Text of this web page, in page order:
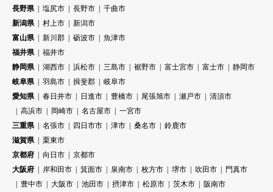
長野県
塩尻市 長野市
千曲市
新潟県
村上市
新潟市
富山県
新川郡 砺波市
魚津市
福井県
福井市
静岡県
湖西市 浜松市 三島市 裾野市 富士宮市 富士市
静岡市
岐阜県
羽島市 揖斐郡
岐阜市
愛知県
春日井市 日進市 豊橋市 尾張旭市 瀬戸市
清須市
高浜市
岡崎市 名古屋市
一宮市
三重県
名張市 四日市市 津市 桑名市
鈴鹿市
滋賀県
栗東市
京都府
向日市
京都市
大阪府
岸和田市 箕面市 泉南市 枚方市 堺市 吹田市
門真市
豊中市
大阪市 池田市 摂津市 松原市 茨木市
阪南市